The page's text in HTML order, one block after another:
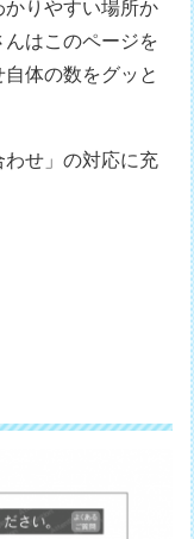
かりやすい場所か
はこのページを
体の数をグッと
せ」の対応に充